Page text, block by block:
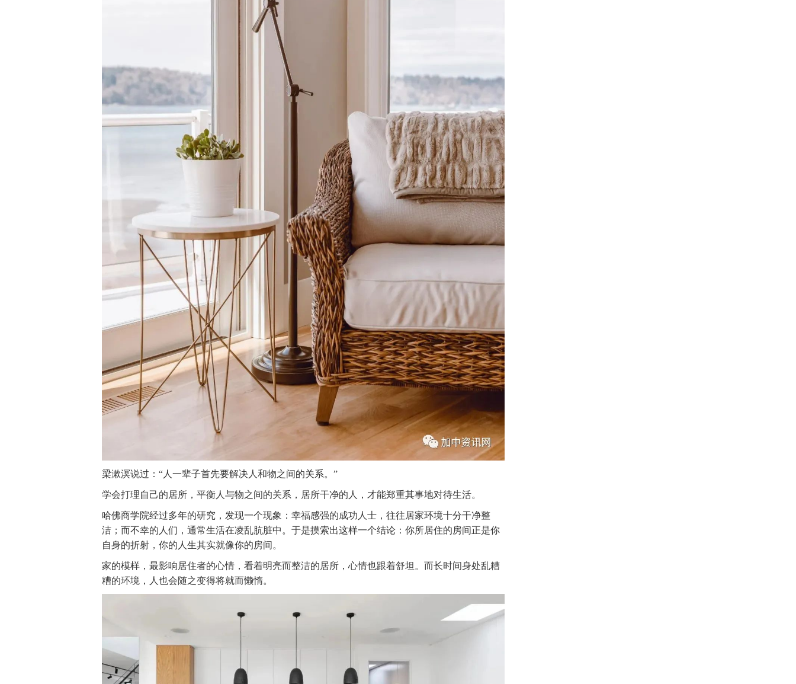
梁漱溟说过：“人一辈子首先要解决人和物之间的关系。”
学会打理自己的居所，平衡人与物之间的关系，居所干净的人，才能郑重其事地对待生活。
哈佛商学院经过多年的研究，发现一个现象：幸福感强的成功人士，往往居家环境十分干净整
洁；而不幸的人们，通常生活在凌乱肮脏中。于是摸索出这样一个结论：你所居住的房间正是你
自身的折射，你的人生其实就像你的房间。
家的模样，最影响居住者的心情，看着明亮而整洁的居所，心情也跟着舒坦。而长时间身处乱糟
糟的环境，人也会随之变得将就而懒惰。